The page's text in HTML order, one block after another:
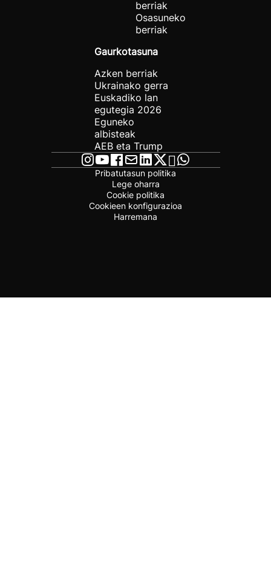
berriak
Osasuneko
berriak
Gaurkotasuna
Azken berriak
Ukrainako gerra
Euskadiko lan
egutegia 2026
Eguneko
albisteak
AEB eta Trump
Pribatutasun politika
Lege oharra
Cookie politika
Cookieen konfigurazioa
Harremana